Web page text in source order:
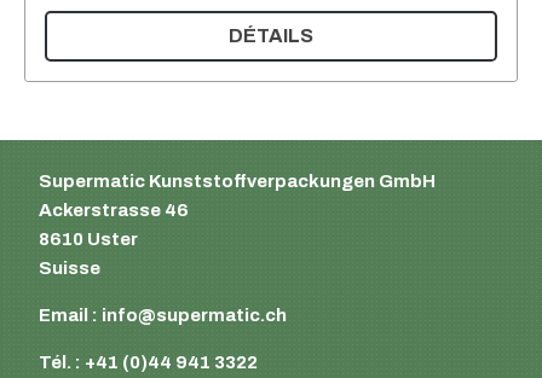
DÉTAILS
Supermatic Kunststoffverpackungen GmbH
Ackerstrasse 46
8610 Uster
Suisse
Email : info@supermatic.ch
Tél. : +41 (0)44 941 3322